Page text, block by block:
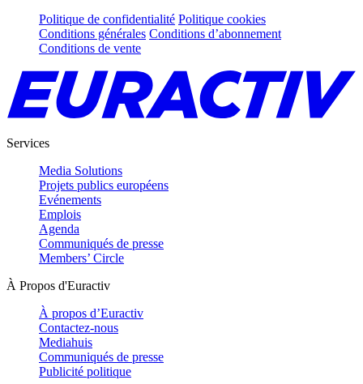
Politique de confidentialité Politique cookies
Conditions générales Conditions d’abonnement
Conditions de vente
Services
Media Solutions
Projets publics européens
Evénements
Emplois
Agenda
Communiqués de presse
Members’ Circle
À Propos d'Euractiv
À propos d’Euractiv
Contactez-nous
Mediahuis
Communiqués de presse
Publicité politique